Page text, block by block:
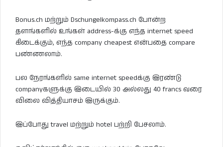
Bonus.ch மற்றும் Dschungelkompass.ch போன்ற
தளங்களில் உங்கள் address-க்கு எந்த internet speed
கிடைக்கும், எந்த company cheapest என்பதை compare
பண்ணலாம்.
பல நேரங்களில் same internet speedக்கு இரண்டு
companyகளுக்கு இடையில் 30 அல்லது 40 francs வரை
விலை வித்தியாசம் இருக்கும்.
இப்போது travel மற்றும் hotel பற்றி பேசலாம்.